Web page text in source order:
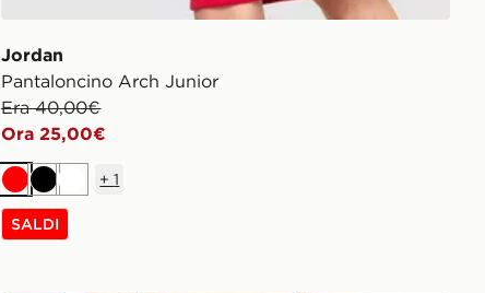
Jordan
Pantaloncino Arch Junior
Era 40,00€
Ora 25,00€
Rosso
NeroBianco
+1
SALDI